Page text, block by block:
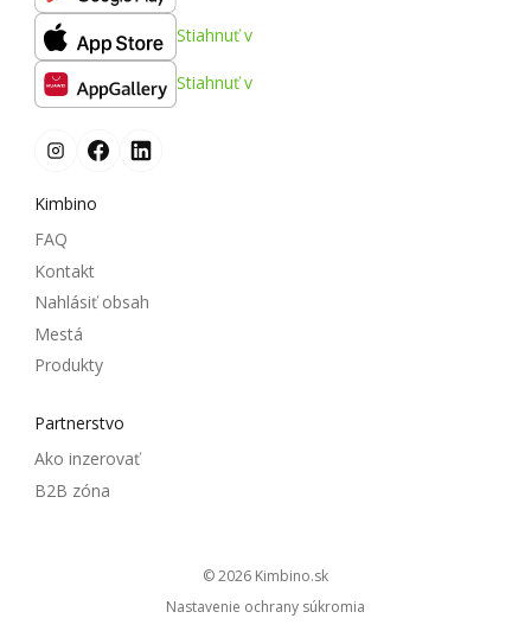
Stiahnuť v
Stiahnuť v
Kimbino
FAQ
Kontakt
Nahlásiť obsah
Mestá
Produkty
Partnerstvo
Ako inzerovať
B2B zóna
© 2026
kimbino.sk
Nastavenie ochrany súkromia